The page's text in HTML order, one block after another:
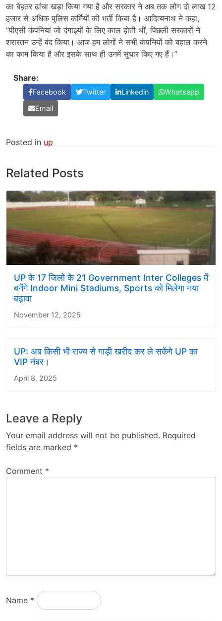
का बेहतर ढांचा खड़ा किया गया है और सरकार ने अब तक लोग दो लाख 12
हजार से अधिक पुलिस कर्मियों की भर्ती किया है। आदित्यनाथ ने कहा,
”पीएसी कंपनियां जो दंगाइयों के लिए काल होती थीं, पिछली सरकारों ने
शरारतन उन्हें बंद किया। आज हम लोगों ने सभी कंपनियों को बहाल करने
का काम किया है और इसके साथ ही उनमें सुधार किए गए हैं।”
Share:
Facebook Twitter Linkedin
Whatsapp
Email
Posted in up
Related Posts
UP के 17 जिलों के 21 Government Inter Colleges में
बनेंगे Indoor Mini Stadiums, Sports को मिलेगा नया
बढ़ावा
November 12, 2025
UP: अब किसी भी राज्य से गाड़ी खरीद कर ले सकेंगे UP का
VIP नंबर।
April 8, 2025
Leave a Reply
Your email address will not be published. Required
fields are marked *
Comment *
Name *